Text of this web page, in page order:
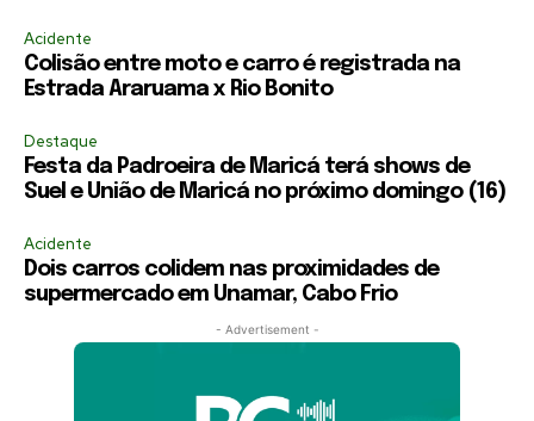
Acidente
Colisão entre moto e carro é registrada na
Estrada Araruama x Rio Bonito
Destaque
Festa da Padroeira de Maricá terá shows de
Suel e União de Maricá no próximo domingo (16)
Acidente
Dois carros colidem nas proximidades de
supermercado em Unamar, Cabo Frio
- Advertisement -